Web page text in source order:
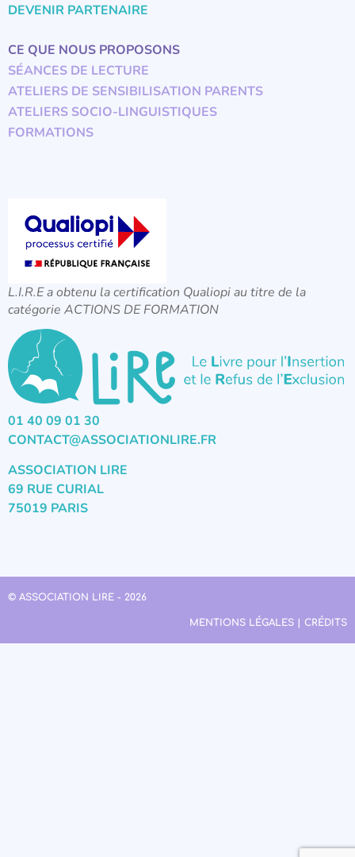
DEVENIR PARTENAIRE
CE QUE NOUS PROPOSONS
SÉANCES DE LECTURE
ATELIERS DE SENSIBILISATION PARENTS
ATELIERS SOCIO-LINGUISTIQUES
FORMATIONS
L.I.R.E a obtenu la certification Qualiopi au titre de la
catégorie ACTIONS DE FORMATION
01 40 09 01 30
CONTACT@ASSOCIATIONLIRE.FR
ASSOCIATION LIRE
69 RUE CURIAL
75019 PARIS
© ASSOCIATION LIRE - 2026
MENTIONS LÉGALES | CRÉDITS